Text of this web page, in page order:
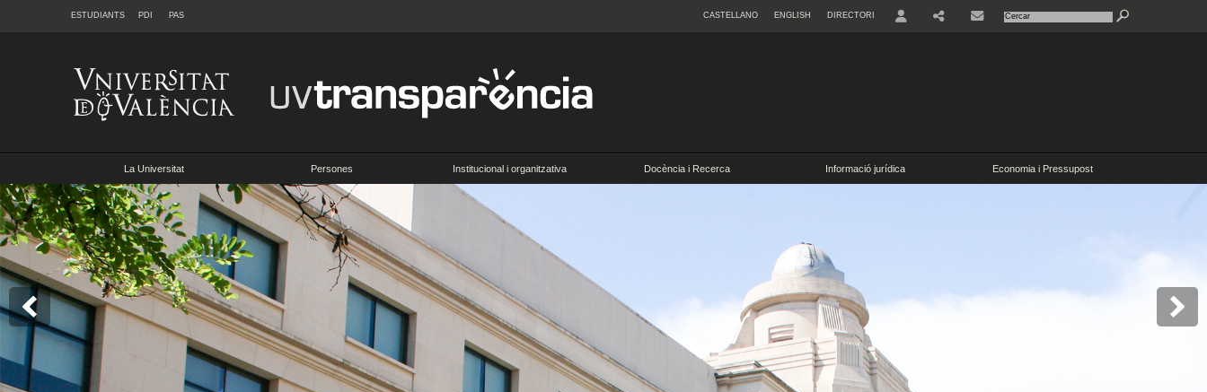
ESTUDIANTS PDI PAS CASTELLANO ENGLISH DIRECTORI
La Universitat Persones Institucional i organitzativa Docència i Recerca Informació jurídica Economia i Pressupost